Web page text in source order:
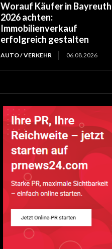
Worauf Käufer in Bayreuth
2026 achten:
Immobilienverkauf
erfolgreich gestalten
AUTO / VERKEHR 06.08.2026